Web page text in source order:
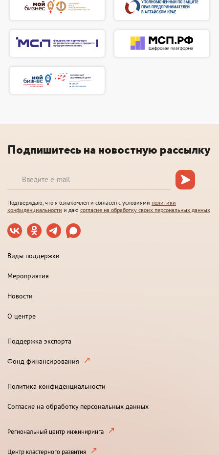
Подпишитесь на новостную рассылку
Подтверждаю, что я ознакомлен и согласен с условиями политики
конфиденциальности и даю согласие на обработку своих персональных данных
Виды поддержки
Мероприятия
Новости
О центре
Поддержка экспорта
Фонд финансирования
Политика конфиденциальности
Согласие на обработку персональных данных
Региональный центр инжиниринга
Центр кластерного развития